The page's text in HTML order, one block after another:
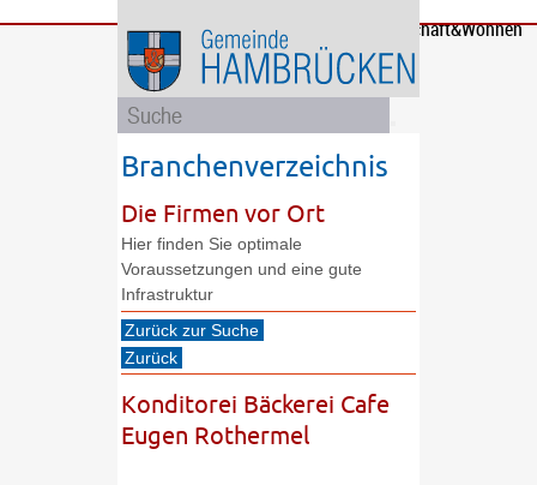
Bürgerservice
GemeindeBildung
und
Soziales
Rathaus
und
Politik
Wirtschaft&Wohnen
Branchenverzeichnis
Die Firmen vor Ort
Hier finden Sie optimale
Voraussetzungen und eine gute
Infrastruktur
Zurück zur Suche
Zurück
Konditorei Bäckerei Cafe
Eugen Rothermel